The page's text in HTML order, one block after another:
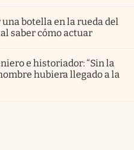
botella en la rueda del
saber cómo actuar
e historiador: “Sin la
hubiera llegado a la